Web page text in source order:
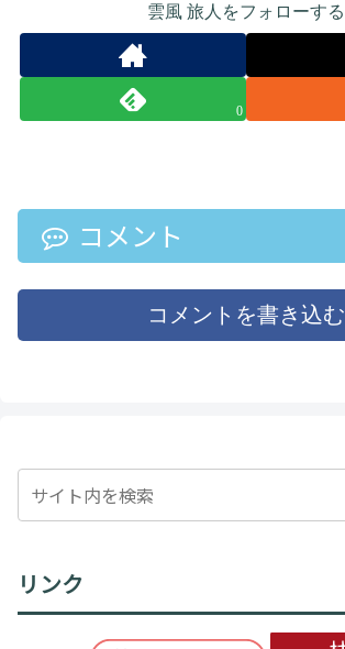
雲風 旅人をフォローする
0
コメント
コメントを書き込む
リンク